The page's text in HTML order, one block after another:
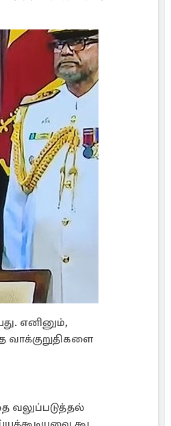
எனினும்,
வாக்குறுதிகளை
வலுப்படுத்தல்